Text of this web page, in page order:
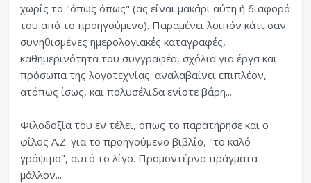
χωρίς το "όπως όπως" (ας είναι μακάρι αύτη ή διαφορά
του από το προηγούμενο). Παραμένει λοιπόν κάτι σαν
συνηθισμένες ημερολογιακές καταγραφές,
καθημερινότητα του συγγραφέα, σχόλια για έργα και
πρόσωπα της λογοτεχνίας· αναλαβαίνει επιπλέον,
ατόπως ίσως, και πολυσέλιδα ενίοτε βάρη...
Φιλοδοξία του εν τέλει, όπως το παρατήρησε και ο
φίλος Α.Ζ. για το προηγούμενο βιβλίο, "το καλό
γράψιμο", αυτό το λίγο. Προμοντέρνα πράγματα
μάλλον...